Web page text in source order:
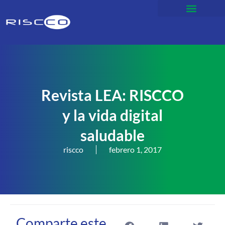
Revista LEA: RISCCO
y la vida digital
saludable
riscco febrero 1, 2017